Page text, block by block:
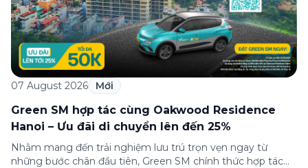
07 August 2026 Mới
Green SM hợp tác cùng Oakwood Residence
Hanoi – Ưu đãi di chuyển lên đến 25%
Nhằm mang đến trải nghiệm lưu trú trọn vẹn ngay từ
những bước chân đầu tiên, Green SM chính thức hợp tác